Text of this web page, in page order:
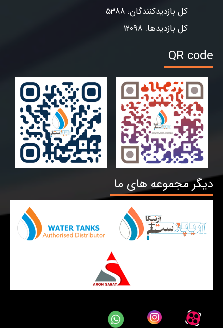
کل بازدیدکنندگان: 5388
کل بازدیدها: 12098
QR code
دیگر مجموعه های ما